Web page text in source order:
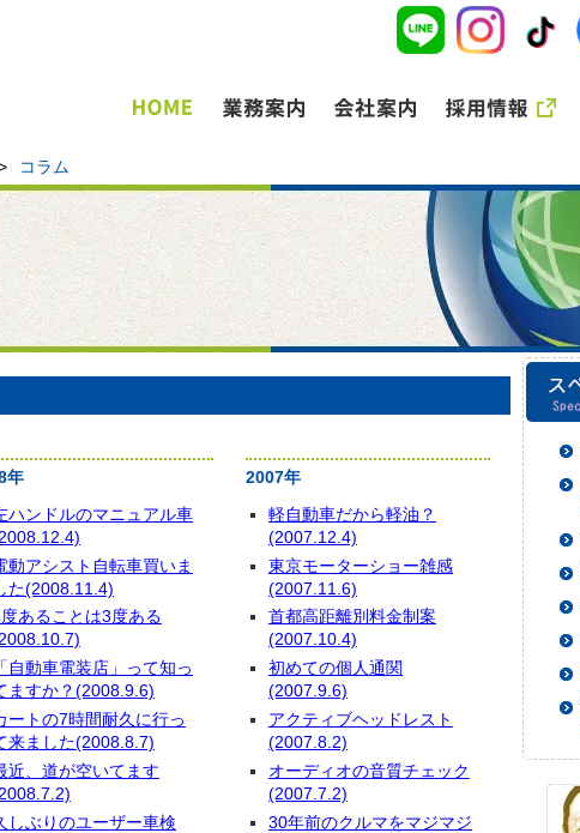
コラム
年
ハンドルのマニュアル車
動アシスト自転車買いま
た(2008.11.4)
あることは3度ある
「自動車電装店」って知っ
ますか？(2008.9.6)
ートの7時間耐久に行っ
来ました(2008.8.7)
近、道が空いてます
しぶりのユーザー車検
2007年
軽自動車だから軽油？
(2007.12.4)
東京モーターショー雑感
(2007.11.6)
首都高距離別料金制案
(2007.10.4)
初めての個人通関
(2007.9.6)
アクティブヘッドレスト
(2007.8.2)
オーディオの音質チェック
(2007.7.2)
30年前のクルマをマジマジ